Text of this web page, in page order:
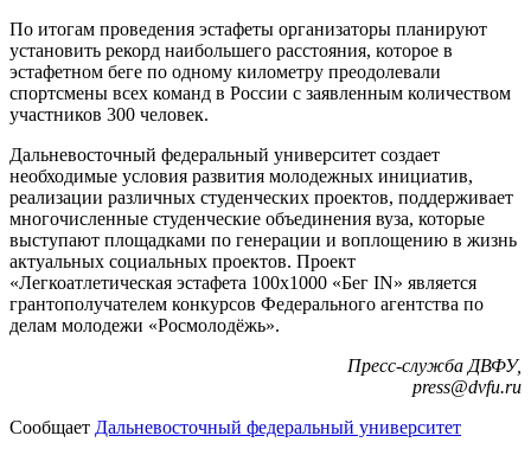
По итогам проведения эстафеты организаторы планируют
установить рекорд наибольшего расстояния, которое в
эстафетном беге по одному километру преодолевали
спортсмены всех команд в России с заявленным количеством
участников 300 человек.
Дальневосточный федеральный университет создает
необходимые условия развития молодежных инициатив,
реализации различных студенческих проектов, поддерживает
многочисленные студенческие объединения вуза, которые
выступают площадками по генерации и воплощению в жизнь
актуальных социальных проектов. Проект
«Легкоатлетическая эстафета 100х1000 «Бег IN» является
грантополучателем конкурсов Федерального агентства по
делам молодежи «Росмолодёжь».
Пресс-служба ДВФУ,
press@dvfu.ru
Сообщает Дальневосточный федеральный университет